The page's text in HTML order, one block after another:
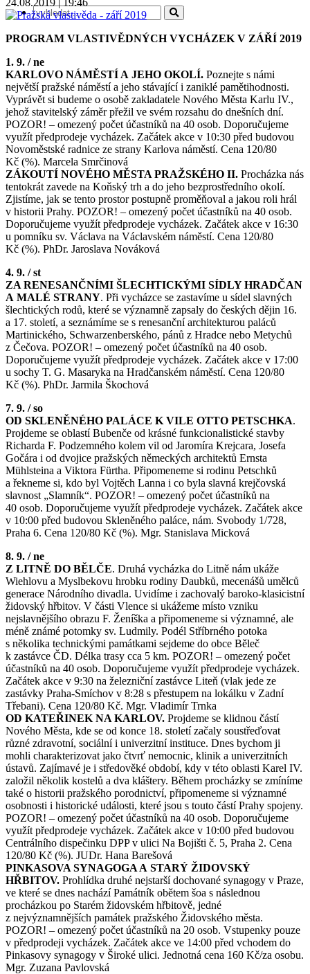
PROGRAM VLASTIVĚDNÝCH VYCHÁZEK V ZÁŘÍ 2019
1. 9. / ne
KARLOVO NÁMĚSTÍ A JEHO OKOLÍ. Poznejte s námi
největší pražské náměstí a jeho stávající i zaniklé pamětihodnosti.
Vyprávět si budeme o osobě zakladatele Nového Města Karlu IV.,
jehož stavitelský záměr přežil ve svém rozsahu do dnešních dní.
POZOR! – omezený počet účastníků na 40 osob. Doporučujeme
využít předprodeje vycházek. Začátek akce v 10:30 před budovou
Novoměstské radnice ze strany Karlova náměstí. Cena 120/80
Kč (%). Marcela Smrčinová
ZÁKOUTÍ NOVÉHO MĚSTA PRAŽSKÉHO II. Procházka nás
tentokrát zavede na Koňský trh a do jeho bezprostředního okolí.
Zjistíme, jak se tento prostor postupně proměňoval a jakou roli hrál
v historii Prahy. POZOR! – omezený počet účastníků na 40 osob.
Doporučujeme využít předprodeje vycházek. Začátek akce v 16:30
u pomníku sv. Václava na Václavském náměstí. Cena 120/80
Kč (%). PhDr. Jaroslava Nováková
4. 9. / st
ZA RENESANČNÍMI ŠLECHTICKÝMI SÍDLY HRADČAN
A MALÉ STRANY. Při vycházce se zastavíme u sídel slavných
šlechtických rodů, které se významně zapsaly do českých dějin 16.
a 17. století, a seznámíme se s renesanční architekturou paláců
Martinického, Schwarzenberského, pánů z Hradce nebo Metychů
z Čečova. POZOR! – omezený počet účastníků na 40 osob.
Doporučujeme využít předprodeje vycházek. Začátek akce v 17:00
u sochy T. G. Masaryka na Hradčanském náměstí. Cena 120/80
Kč (%). PhDr. Jarmila Škochová
7. 9. / so
OD SKLENĚNÉHO PALÁCE K VILE OTTO PETSCHKA.
Projdeme se oblastí Bubenče od krásné funkcionalistické stavby
Richarda F. Podzemného kolem vil od Jaromíra Krejcara, Josefa
Gočára i od dvojice pražských německých architektů Ernsta
Mühlsteina a Viktora Fürtha. Připomeneme si rodinu Petschků
a řekneme si, kdo byl Vojtěch Lanna i co byla slavná krejčovská
slavnost „Slamník“. POZOR! – omezený počet účastníků na
40 osob. Doporučujeme využít předprodeje vycházek. Začátek akce
v 10:00 před budovou Skleněného paláce, nám. Svobody 1/728,
Praha 6. Cena 120/80 Kč (%). Mgr. Stanislava Micková
8. 9. / ne
Z LITNĚ DO BĚLČE. Druhá vycházka do Litně nám ukáže
Wiehlovu a Myslbekovu hrobku rodiny Daubků, mecenášů umělců
generace Národního divadla. Uvidíme i zachovalý baroko­‑klasicistní
židovský hřbitov. V části Vlence si ukážeme místo vzniku
nejslavnějšího obrazu F. Ženíška a připomeneme si významné, ale
méně známé potomky sv. Ludmily. Podél Stříbrného potoka
s několika technickými památkami sejdeme do obce Běleč
k zastávce ČD. Délka trasy cca 5 km. POZOR! – omezený počet
účastníků na 40 osob. Doporučujeme využít předprodeje vycházek.
Začátek akce v 9:30 na železniční zastávce Liteň (vlak jede ze
zastávky Praha­‑Smíchov v 8:28 s přestupem na lokálku v Zadní
Třebani). Cena 120/80 Kč. Mgr. Vladimír Trnka
OD KATEŘINEK NA KARLOV. Projdeme se klidnou částí
Nového Města, kde se od konce 18. století začaly soustřeďovat
různé zdravotní, sociální i univerzitní instituce. Dnes bychom ji
mohli charakterizovat jako čtvrť nemocnic, klinik a univerzitních
ústavů. Zajímavé je i středověké období, kdy v této oblasti Karel IV.
založil několik kostelů a dva kláštery. Během procházky se zmíníme
také o historii pražského porodnictví, připomeneme si významné
osobnosti i historické události, které jsou s touto částí Prahy spojeny.
POZOR! – omezený počet účastníků na 40 osob. Doporučujeme
využít předprodeje vycházek. Začátek akce v 10:00 před budovou
Centrálního dispečinku DPP v ulici Na Bojišti č. 5, Praha 2. Cena
120/80 Kč (%). JUDr. Hana Barešová
PINKASOVA SYNAGOGA A STARÝ ŽIDOVSKÝ
HŘBITOV. Prohlídka druhé nejstarší dochované synagogy v Praze,
ve které se dnes nachází Památník obětem šoa s následnou
procházkou po Starém židovském hřbitově, jedné
z nejvýznamnějších památek pražského Židovského města.
POZOR! – omezený počet účastníků na 20 osob. Vstupenky pouze
v předprodeji vycházek. Začátek akce ve 14:00 před vchodem do
Pinkasovy synagogy v Široké ulici. Jednotná cena 160 Kč/za osobu.
Mgr. Zuzana Pavlovská